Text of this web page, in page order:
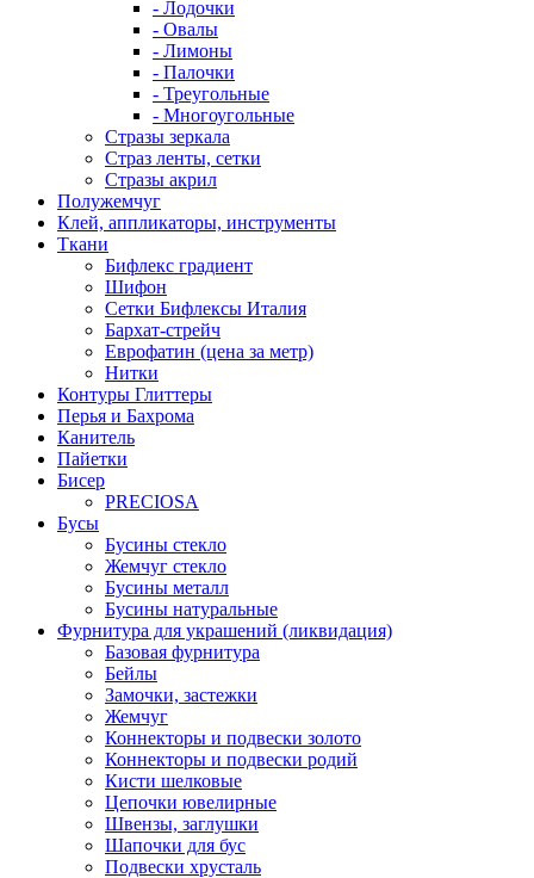
- Лодочки
- Овалы
- Лимоны
- Палочки
- Треугольные
- Многоугольные
Стразы зеркала
Страз ленты, сетки
Стразы акрил
Полужемчуг
Клей, аппликаторы, инструменты
Ткани
Бифлекс градиент
Шифон
Сетки Бифлексы Италия
Бархат-стрейч
Еврофатин (цена за метр)
Нитки
Контуры Глиттеры
Перья и Бахрома
Канитель
Пайетки
Бисер
PRECIOSA
Бусы
Бусины стекло
Жемчуг стекло
Бусины металл
Бусины натуральные
Фурнитура для украшений (ликвидация)
Базовая фурнитура
Бейлы
Замочки, застежки
Жемчуг
Коннекторы и подвески золото
Коннекторы и подвески родий
Кисти шелковые
Цепочки ювелирные
Швензы, заглушки
Шапочки для бус
Подвески хрусталь